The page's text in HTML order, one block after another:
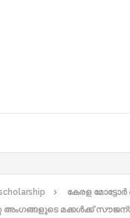
കേരള മോട്ടോര്‍
അംഗങ്ങളുടെ മക്കള്‍ക്ക്